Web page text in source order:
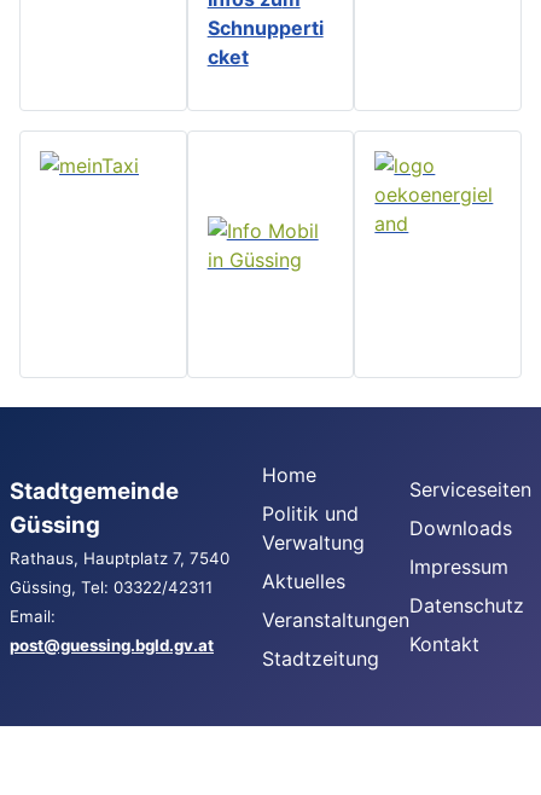
Schnupperti
cket
Stadtgemeinde
Güssing
Rathaus, Hauptplatz 7, 7540
Güssing, Tel: 03322/42311
Email:
post@guessing.bgld.gv.at
Home
Politik und
Verwaltung
Aktuelles
Veranstaltungen
Stadtzeitung
Serviceseiten
Downloads
Impressum
Datenschutz
Kontakt